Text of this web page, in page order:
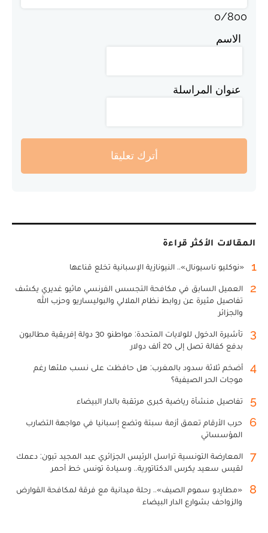
0/800
الاسم
عنوان المراسلة
أترك تعليقا
المقالات الأكثر قراءة
1 «نوكليو ناسيونال».. النيونازية الإسبانية تخلع قناعها
2
العميل السابق في مكافحة التجسس الفرنسي ماثيو غديري يكشف
تفاصيل مثيرة عن روابط نظام الملالي والبوليساريو وحزب الله
والجزائر
3
تأشيرة الدخول للولايات المتحدة: مواطنو 30 دولة إفريقية مطالبون
بدفع كفالة تصل إلى 20 ألف دولار
4
أضخم ثلاثة سدود بالمغرب: هل حافظت على نسب ملئها رغم
موجات الحر الصيفية؟
5 تفاصيل منشأة رياضية كبرى مرتقبة بالدار البيضاء
6
حرب الأرقام تعمق أزمة سبتة وتضع إسبانيا في مواجهة التضارب
المؤسساتي
7
المعارضة التونسية تراسل الرئيس الجزائري عبد المجيد تبون: دعمك
لقيس سعيد يكرس الدكتاتورية.. وسيادة تونس خط أحمر
8
«مطارِدو سموم الصيف».. رحلة ميدانية مع فرقة لمكافحة القوارض
والزواحف بشوارع الدار البيضاء